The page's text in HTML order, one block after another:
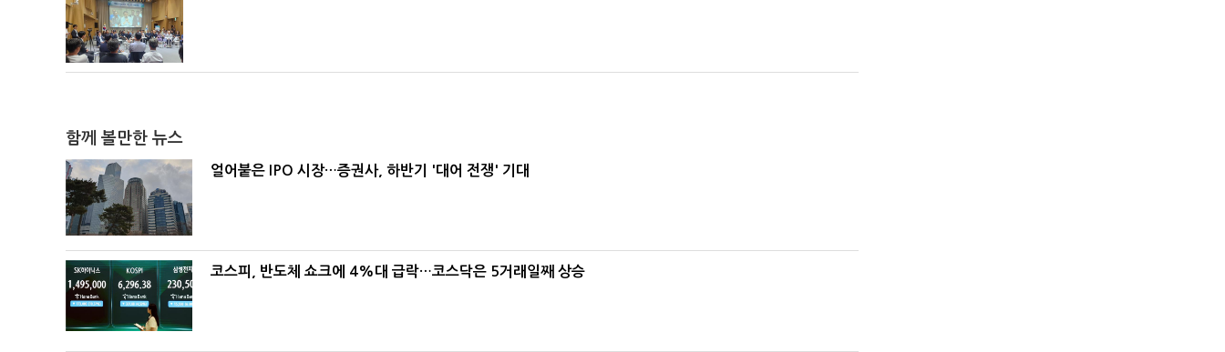
함께 볼만한 뉴스
얼어붙은 IPO 시장…증권사, 하반기 '대어 전쟁' 기대
코스피, 반도체 쇼크에 4%대 급락…코스닥은 5거래일째 상승